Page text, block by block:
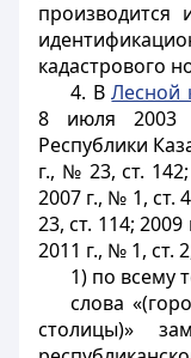
производится
кадастрового
4. ВЛесной
8 июля 2003
Республики
г., № 23, ст.
2007 г., № 1, ст.
23, ст. 114;
2011 г., № 1, ст.
1) по всему
слова
столицы)»